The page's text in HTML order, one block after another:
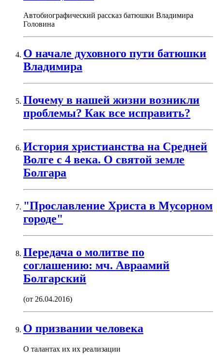
Автобиографический рассказ батюшки Владимира
Головина
О начале духовного пути батюшки
Владимира
Почему в нашей жизни возникли
проблемы? Как все исправить?
История христианства на Средней
Волге с 4 века. О святой земле
Болгара
"Прославление Христа в Мусорном
городе"
Передача о молитве по
соглашению: мч. Авраамий
Болгарский
(от 26.04.2016)
О призвании человека
О талантах их их реализации